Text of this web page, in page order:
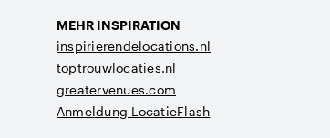
MEHR INSPIRATION
inspirierendelocations.nl
toptrouwlocaties.nl
greatervenues.com
Anmeldung LocatieFlash